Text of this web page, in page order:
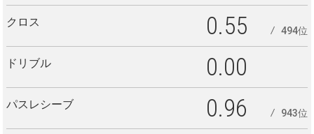
クロス 0.55 494位
ドリブル 0.00
パスレシーブ 0.96 943位